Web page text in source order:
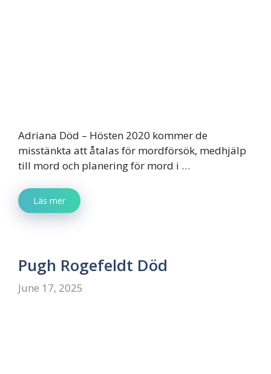
Adriana Död – Hösten 2020 kommer de
misstänkta att åtalas för mordförsök, medhjälp
till mord och planering för mord i …
Läs mer
Pugh Rogefeldt Död
June 17, 2025